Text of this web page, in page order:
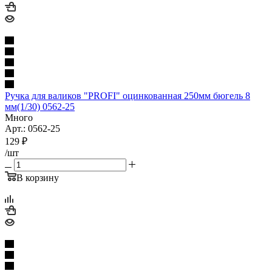
Ручка для валиков "PROFI" оцинкованная 250мм бюгель 8
мм(1/30) 0562-25
Много
Арт.: 0562-25
129 ₽
/шт
В корзину